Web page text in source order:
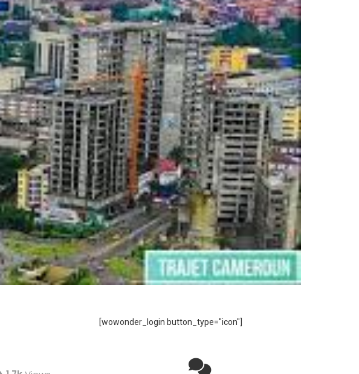
[wowonder_login button_type="icon"]